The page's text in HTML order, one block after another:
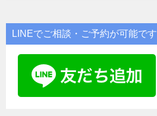
LINEでご相談・ご予約が可能です